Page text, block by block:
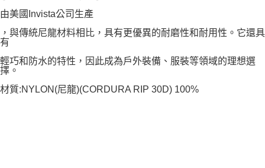
由美國Invista公司生產
，與傳統尼龍材料相比，具有更優異的耐磨性和耐用性。它還具
有
輕巧和防水的特性，因此成為戶外裝備、服裝等領域的理想選
擇。
材質:NYLON(尼龍)(CORDURA RIP 30D) 100%